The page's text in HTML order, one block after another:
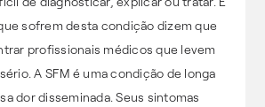
sofrem desta condição dizem que
profissionais médicos que levem
A SFM é uma condição de longa
dor disseminada. Seus sintomas